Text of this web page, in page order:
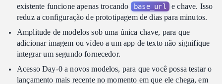
existente funcione apenas trocando
base_url
e chave. Isso
reduz a configuração de prototipagem de dias para minutos.
Amplitude de modelos sob uma única chave, para que
adicionar imagem ou vídeo a um app de texto não signifique
integrar um segundo fornecedor.
Acesso Day-0 a novos modelos, para que você possa testar o
lançamento mais recente no momento em que ele chega, em